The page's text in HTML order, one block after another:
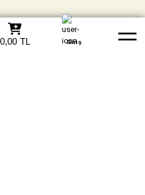
09 70 Whatsapp Yardım
0,00 TL Giriş